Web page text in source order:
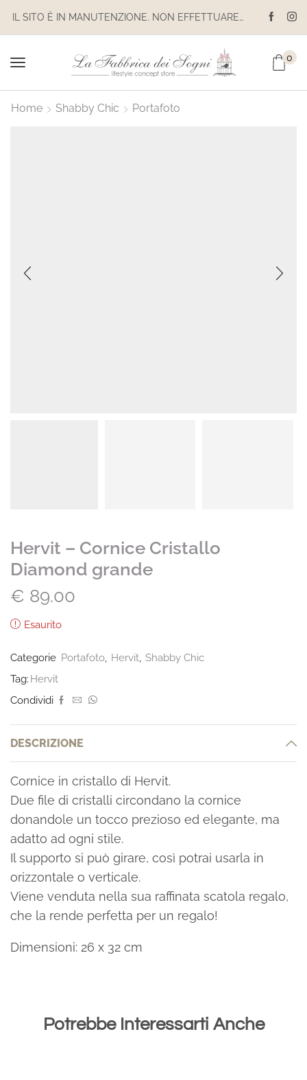
IL SITO È IN MANUTENZIONE. NON EFFETTUARE ACQUISTI. LE SPEDIZIONI SONO SOSPESE
0
Home Shabby Chic Portafoto
Hervit – Cornice Cristallo
Diamond grande
€ 89.00
Esaurito
Categorie Portafoto Hervit Shabby Chic
Tag: Hervit
Condividi
DESCRIZIONE
Cornice in cristallo di Hervit.
Due file di cristalli circondano la cornice
donandole un tocco prezioso ed elegante, ma
adatto ad ogni stile.
Il supporto si può girare, così potrai usarla in
orizzontale o verticale.
Viene venduta nella sua raffinata scatola regalo,
che la rende perfetta per un regalo!
Dimensioni: 26 x 32 cm
Potrebbe Interessarti Anche